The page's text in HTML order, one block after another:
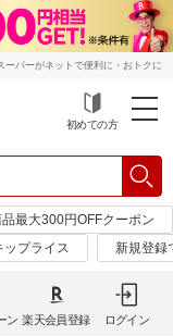
ーパーがネットで便利に・おトクに
初めての方
最大300円OFFクーポン
ップライス 新規登録
ン 楽天会員登録 ログイン